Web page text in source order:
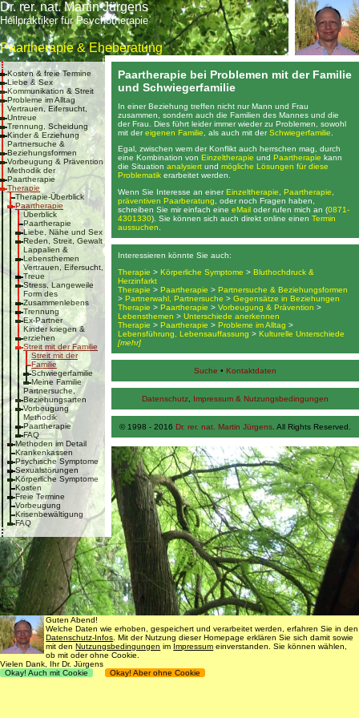
Dr. rer. nat. Martin Jürgens
Heilpraktiker für Psychotherapie
Paartherapie & Eheberatung
Kosten & freie Termine
Liebe & Sex
Kommunikation & Streit
Probleme im Alltag
Vertrauen, Eifersucht,
Untreue
Trennung, Scheidung
Kinder & Erziehung
Partnersuche &
Beziehungsformen
Vorbeugung & Prävention
Methodik der
Paartherapie
Therapie
Therapie-Überblick
Paartherapie
Überblick
Paartherapie
Liebe, Nähe und Sex
Reden, Streit, Gewalt
Lappalien &
Lebensthemen
Vertrauen, Eifersucht,
Treue
Stress, Langeweile
Form des
Zusammenlebens
Trennung
Ex-Partner
Kinder kriegen &
erziehen
Streit mit der Familie
Streit mit der
Familie
Schwiegerfamilie
Meine Familie
Partnersuche,
Beziehungsarten
Vorbeugung
Methodik
Paartherapie
FAQ
Methoden im Detail
Krankenkassen
Psychische Symptome
Sexualstörungen
Körperliche Symptome
Kosten
Freie Termine
Vorbeugung
Krisenbewältigung
FAQ
Paartherapie bei Problemen mit der Familie
und Schwiegerfamilie
In einer Beziehung treffen nicht nur Mann und Frau
zusammen, sondern auch die Familien des Mannes und die
der Frau. Dies führt leider immer wieder zu Problemen, sowohl
mit dereigenen Familie , als auch mit derSchwiegerfamilie
Egal, zwischen wem der Konflikt auch herrschen mag, durch
eine Kombination von Einzeltherapie und Paartherapie kann
die Situation analysiert und mögliche Lösungen für diese
Problematik erarbeitet werden.
Wenn Sie Interesse an einerEinzeltherapie Paartherapie
präventiven Paarberatung , oder noch Fragen haben,
schreiben Sie mir einfach eine eMail oder rufen mich an (0871-
4301330). Sie können sich auch direkt online einen Termin
aussuchen
Interessieren könnte Sie auch:
Therapie > Körperliche Symptome > Bluthochdruck &
Herzinfarkt
Therapie > Paartherapie > Partnersuche & Beziehungsformen
> Partnerwahl, Partnersuche > Gegensätze in Beziehungen
Therapie > Paartherapie > Vorbeugung & Prävention >
Lebensthemen > Unterschiede anerkennen
Therapie > Paartherapie > Probleme im Alltag >
Lebensführung, Lebensauffassung > Kulturelle Unterschiede
[mehr]
Suche • Kontaktdaten
Datenschutz Impressum & Nutzungsbedingungen
© 1998 - 2016 Dr. rer. nat. Martin Jürgens . All Rights Reserved.
Guten Abend!
Welche Daten wie erhoben, gespeichert und verarbeitet werden, erfahren Sie in den
Datenschutz-Infos . Mit der Nutzung dieser Homepage erklären Sie sich damit sowie
mit denNutzungsbedingungen im Impressum einverstanden. Sie können wählen,
ob mit oder ohne Cookie.
Vielen Dank, Ihr Dr. Jürgens
Okay! Auch mit Cookie
Okay! Aber ohne Cookie